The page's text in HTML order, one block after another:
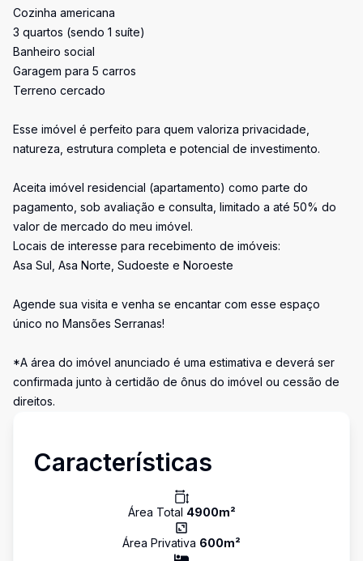
Cozinha americana
3 quartos (sendo 1 suíte)
Banheiro social
Garagem para 5 carros
Terreno cercado
Esse imóvel é perfeito para quem valoriza privacidade,
natureza, estrutura completa e potencial de investimento.
Aceita imóvel residencial (apartamento) como parte do
pagamento, sob avaliação e consulta, limitado a até 50% do
valor de mercado do meu imóvel.
Locais de interesse para recebimento de imóveis:
Asa Sul, Asa Norte, Sudoeste e Noroeste
Agende sua visita e venha se encantar com esse espaço
único no Mansões Serranas!
*A área do imóvel anunciado é uma estimativa e deverá ser
confirmada junto à certidão de ônus do imóvel ou cessão de
direitos.
Características
Área Total 4900m²
Área Privativa 600m²